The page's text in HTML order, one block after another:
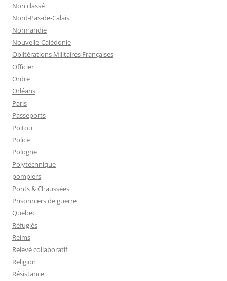
Non classé
Nord-Pas-de-Calais
Normandie
Nouvelle-Calédonie
Oblitérations Militaires Françaises
Officier
Ordre
Orléans
Paris
Passeports
Poitou
Police
Pologne
Polytechnique
pompiers
Ponts & Chaussées
Prisonniers de guerre
Quebec
Réfugiés
Reims
Relevé collaboratif
Religion
Résistance